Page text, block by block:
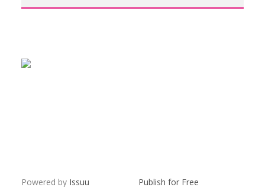
Powered by Issuu Publish for Free